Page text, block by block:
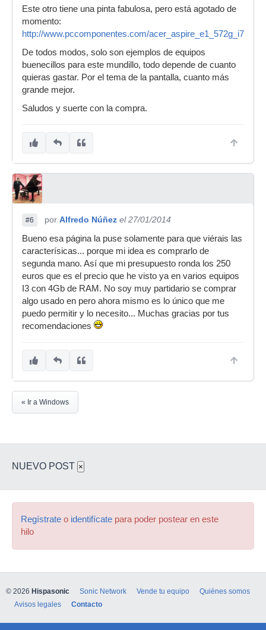
Este otro tiene una pinta fabulosa, pero está agotado de
momento:
http://www.pccomponentes.com/
De todos modos, solo son ejemplos de equipos
buenecillos para este mundillo, todo depende de cuanto
quieras gastar. Por el tema de la pantalla, cuanto más
grande mejor.
Saludos y suerte con la compra.
#6 por Alfredo Núñez el 27/01/2014
Bueno esa página la puse solamente para que viérais las
caracterísicas... porque mi idea es comprarlo de
segunda mano. Así que mi presupuesto ronda los 250
euros que es el precio que he visto ya en varios equipos
I3 con 4Gb de RAM. No soy muy partidario se comprar
algo usado en pero ahora mismo es lo único que me
puedo permitir y lo necesito... Muchas gracias por tus
recomendaciones
« Ir a Windows
NUEVO POST ×
Regístrate o identifícate para poder postear en este
hilo
© 2026 Hispasonic Sonic Network Vende tu equipo
Quiénes somos
Avisos legales
Contacto